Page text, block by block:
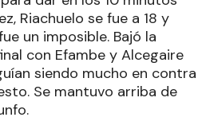
Riachuelo se fue a 18 y
un imposible. Bajó la
con Efambe y Alcegaire
siendo mucho en contra
Se mantuvo arriba de